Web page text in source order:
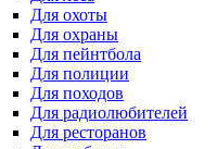
Для охоты
Для охраны
Для пейнтбола
Для полиции
Для походов
Для радиолюбителей
Для ресторанов